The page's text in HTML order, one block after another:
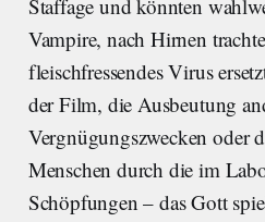
Staffage und könnten
Vampire, nach Hirnen
fleischfressendes Virus
der Film, die Ausbeutung
Vergnügungszwecken oder
Menschen durch die im
Schöpfungen – das Gott